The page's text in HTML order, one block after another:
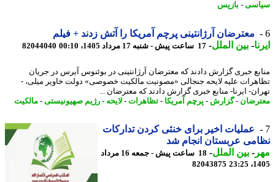
-بازپس
معترضان آرژانتینی پرچم آمریکا را آتش زدند + فیلم
-بین الملل-17 ساعت پیش - شنبه 17 مرداد 1405، 00:10 82044040
خبری گزارش دادند که معترضان آرژانتینی در بوئنوس آیرس در جریان
علیه لایحه جنجالی «مصونیت مالکیت خصوصی» دولت خاویر میلی، -
ایرنا- منابع خبری گزارش دادند که معترضان ...
-گزارش -پرچم آمریکا- تظاهرات- لایحه-رژیم صهیونیستی-مالکیت
عملیات اخیر برای خنثی کردن تدارکات
عربستان انجام شد
-بین الملل-
18 ساعت پیش - جمعه 16 مرداد
82043875